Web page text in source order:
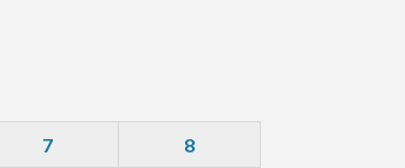
7 8